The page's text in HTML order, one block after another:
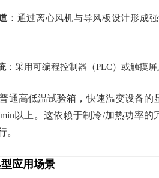
：通过离心风机与导风板设计形成
：采用可编程控制器（PLC）或触摸
通高低温试验箱，快速温变设备
以上。这依赖于制冷/加热功率
。
应用场景